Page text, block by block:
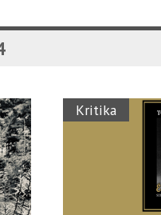
Kritika